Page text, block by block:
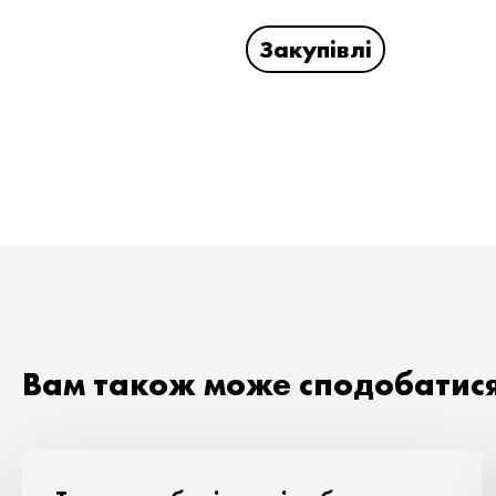
Закупівлі
Вам також може